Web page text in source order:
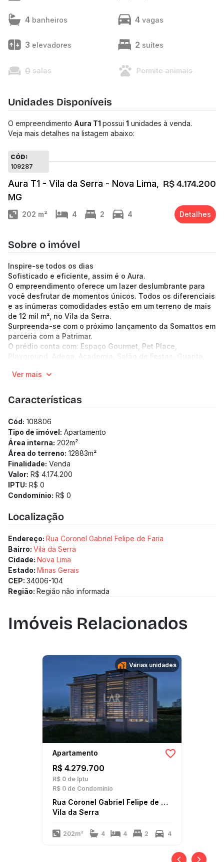
4 banheiros 4 vagas
3 elevadores 2 suítes
0 salas Permite animais
Unidades Disponíveis
O empreendimento Aura T1 possui 1 unidades à venda.
Veja mais detalhes na listagem abaixo:
CÓD:
109287
Aura T1 - Vila da Serra - Nova Lima,
MG
R$ 4.174.200
202 m² 4 2 4 Detalhes
Sobre o imóvel
Inspire-se todos os dias
Sofisticado e eficiente, assim é o Aura.
O empreendimento oferece um lazer deslumbrante para
você desfrutar de momentos únicos. Todos os diferenciais
e as inúmeras comodidades estão em um terreno de mais
de 12 mil m², no Vila da Serra.
Surpreenda-se com o próximo lançamento da Somattos em
parceria com a Patrimar.
O prédio conta com: Espaço Gourmet, Pet Place,
Playground, Adega, Academia, Salão de Festas, Guarita,
Poliesportiva, Espaço Kids Interno, Locker para Delivery,
Infantil, Vagas para Visitantes, Circuito CFTV, Piscina
Climatizada, Aplicativo para Gestão.
Apartamentos de 202.27 m² de área no bairro Vila da Serra
4 quartos
4 vagas
4 banheiros
Previsão de entrega: 01/10/2028
Medidor de água individualizado
Medidor de gás individualizado
Taxa de enxoval: R$ 40.000
Ver mais
Características
Cód: 108806
Tipo de imóvel: Apartamento
Área interna: 202m²
Área do terreno: 12883m²
Finalidade: Venda
Valor: R$ 4.174.200
IPTU: R$ 0
Condomínio: R$ 0
Localização
Endereço: Rua Coronel Gabriel Felipe de Faria
Bairro: Vila da Serra
Cidade: Nova Lima
Estado: Minas Gerais
CEP: 34006-104
Região: Região não informada
Imóveis Relacionados
Várias unidades
Apartamento
R$ 4.279.700
R$ 0 de Iptu
R$ 0 de Condomínio
Rua Coronel Gabriel Felipe de Faria
Vila da Serra
202m² 4 4 2 4